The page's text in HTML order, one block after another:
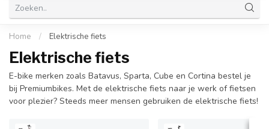
Home / Elektrische fiets
Elektrische fiets
E-bike merken zoals Batavus, Sparta, Cube en Cortina bestel je
bij Premiumbikes. Met de elektrische fiets naar je werk of fietsen
voor plezier? Steeds meer mensen gebruiken de elektrische fiets!